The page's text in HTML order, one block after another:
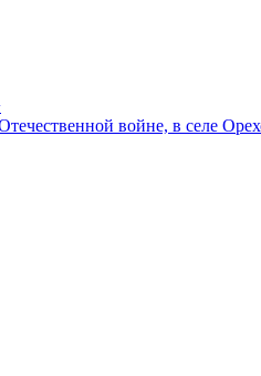
войне, в селе